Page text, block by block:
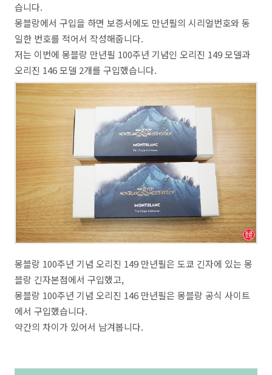
습니다.
몽블랑에서 구입을 하면 보증서에도 만년필의 시리얼번호와 동
일한 번호를 적어서 작성해줍니다.
저는 이번에 몽블랑 만년필 100주년 기념인 오리진 149 모델과
오리진 146 모델 2개를 구입했습니다.
몽블랑 100주년 기념 오리진 149 만년필은 도쿄 긴자에 있는 몽
블랑 긴자본점에서 구입했고,
몽블랑 100주년 기념 오리진 146 만년필은 몽블랑 공식 사이트
에서 구입했습니다.
약간의 차이가 있어서 남겨봅니다.